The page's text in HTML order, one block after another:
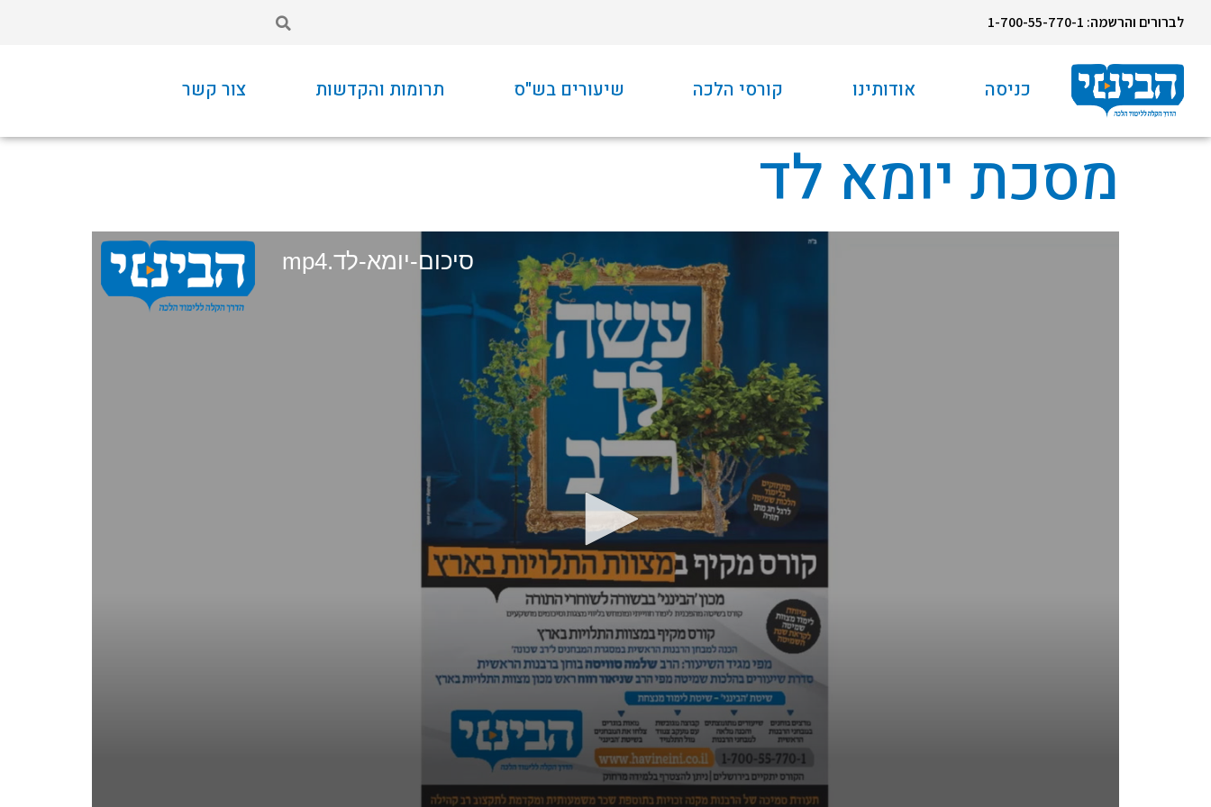
לברורים והרשמה: 1-700-55-770-1
כניסה אודותינו קורסי הלכה שיעורים בש"ס תרומות והקדשות צור קשר
מסכת יומא לד
סיכום-יומא-לד.mp4